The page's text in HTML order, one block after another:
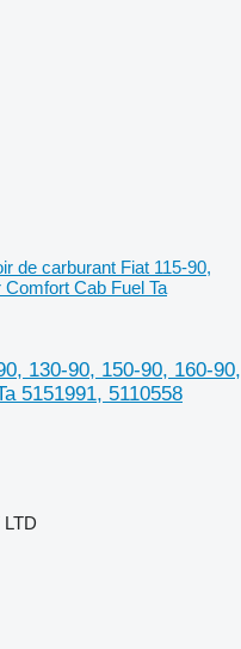
de carburant Fiat 115-90,
Cab Fuel Ta
130-90, 150-90, 160-90,
5151991, 5110558